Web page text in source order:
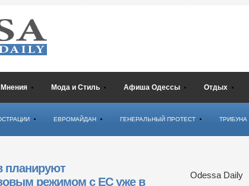
Мнения Мода и Стиль Афиша Одессы Отдых
ЕВРОМАЙДАН ГЕНЕРАЛЬНЫЙ ПРОТЕСТ
планируют
режимом с ЕС уже в
Odessa Daily